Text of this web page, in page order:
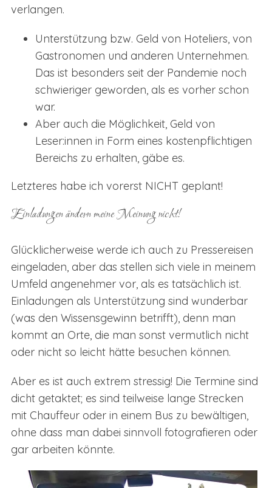
verlangen.
Unterstützung bzw. Geld von Hoteliers, von
Gastronomen und anderen Unternehmen.
Das ist besonders seit der Pandemie noch
schwieriger geworden, als es vorher schon
war.
Aber auch die Möglichkeit, Geld von
Leser:innen in Form eines kostenpflichtigen
Bereichs zu erhalten, gäbe es.
Letzteres habe ich vorerst NICHT geplant!
Einladungen ändern meine Meinung nicht!
Glücklicherweise werde ich auch zu Pressereisen
eingeladen, aber das stellen sich viele in meinem
Umfeld angenehmer vor, als es tatsächlich ist.
Einladungen als Unterstützung sind wunderbar
(was den Wissensgewinn betrifft), denn man
kommt an Orte, die man sonst vermutlich nicht
oder nicht so leicht hätte besuchen können.
Aber es ist auch extrem stressig! Die Termine sind
dicht getaktet; es sind teilweise lange Strecken
mit Chauffeur oder in einem Bus zu bewältigen,
ohne dass man dabei sinnvoll fotografieren oder
gar arbeiten könnte.